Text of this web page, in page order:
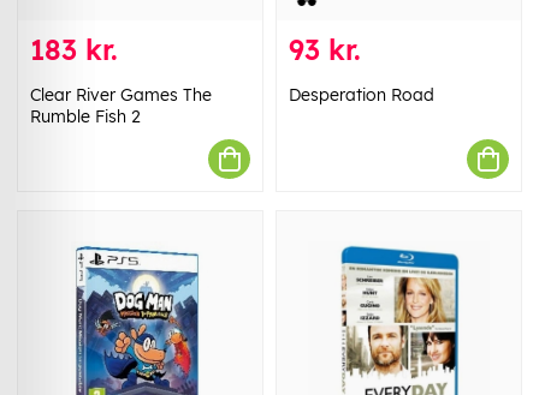
183 kr.
Clear River Games The
Rumble Fish 2
93 kr.
Desperation Road